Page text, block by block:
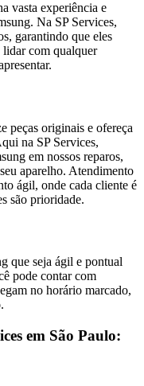
vasta experiência e
. Na SP Services,
garantindo que eles
lidar com qualquer
peças originais e ofereça
na SP Services,
em nossos reparos,
aparelho. Atendimento
ágil, onde cada cliente é
são prioridade.
que seja ágil e pontual
pode contar com
no horário marcado,
em São Paulo: